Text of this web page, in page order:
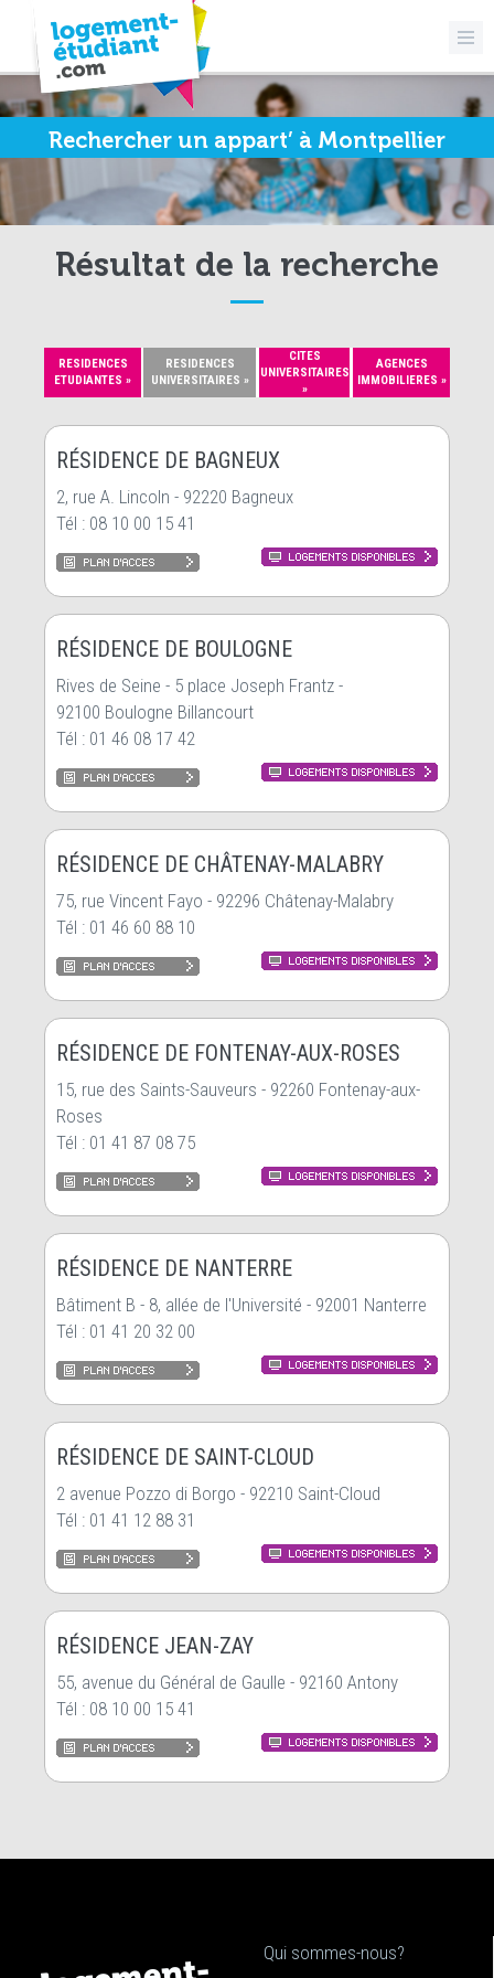
Rechercher un appart’ à Montpellier
Résultat de la recherche
RESIDENCES
ETUDIANTES »
RESIDENCES
UNIVERSITAIRES »
CITES
UNIVERSITAIRES
»
AGENCES
IMMOBILIERES »
RÉSIDENCE DE BAGNEUX
2, rue A. Lincoln - 92220 Bagneux
Tél : 08 10 00 15 41
RÉSIDENCE DE BOULOGNE
Rives de Seine - 5 place Joseph Frantz -
92100 Boulogne Billancourt
Tél : 01 46 08 17 42
RÉSIDENCE DE CHÂTENAY-MALABRY
75, rue Vincent Fayo - 92296 Châtenay-Malabry
Tél : 01 46 60 88 10
RÉSIDENCE DE FONTENAY-AUX-ROSES
15, rue des Saints-Sauveurs - 92260 Fontenay-aux-
Roses
Tél : 01 41 87 08 75
RÉSIDENCE DE NANTERRE
Bâtiment B - 8, allée de l'Université - 92001 Nanterre
Tél : 01 41 20 32 00
RÉSIDENCE DE SAINT-CLOUD
2 avenue Pozzo di Borgo - 92210 Saint-Cloud
Tél : 01 41 12 88 31
RÉSIDENCE JEAN-ZAY
55, avenue du Général de Gaulle - 92160 Antony
Tél : 08 10 00 15 41
Qui sommes-nous?